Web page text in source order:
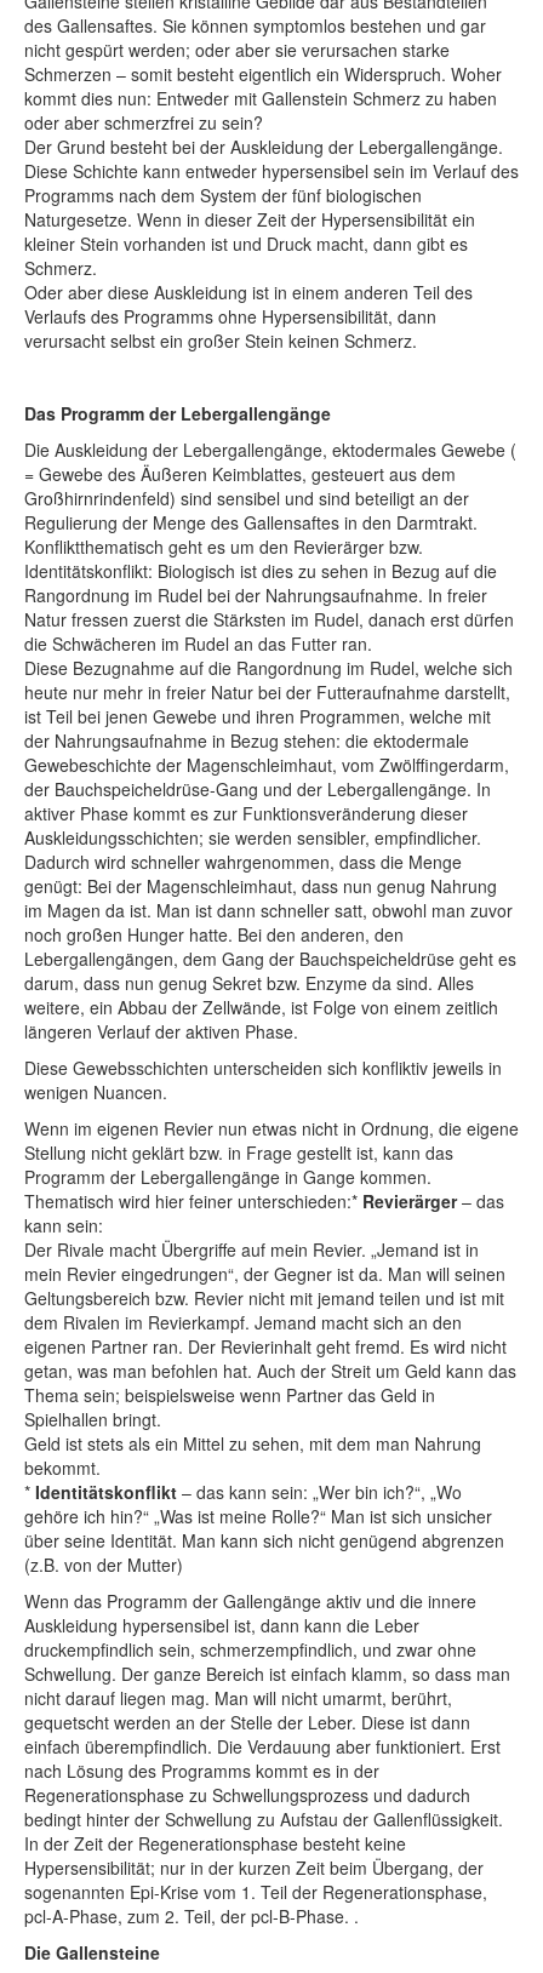
des Gallensaftes. Sie können symptomlos bestehen und gar
nicht gespürt werden; oder aber sie verursachen starke
Schmerzen – somit besteht eigentlich ein Widerspruch. Woher
kommt dies nun: Entweder mit Gallenstein Schmerz zu haben
oder aber schmerzfrei zu sein?
Der Grund besteht bei der Auskleidung der Lebergallengänge.
Diese Schichte kann entweder hypersensibel sein im Verlauf des
Programms nach dem System der fünf biologischen
Naturgesetze. Wenn in dieser Zeit der Hypersensibilität ein
kleiner Stein vorhanden ist und Druck macht, dann gibt es
Schmerz.
Oder aber diese Auskleidung ist in einem anderen Teil des
Verlaufs des Programms ohne Hypersensibilität, dann
verursacht selbst ein großer Stein keinen Schmerz.
Das Programm der Lebergallengänge
Die Auskleidung der Lebergallengänge, ektodermales Gewebe (
= Gewebe des Äußeren Keimblattes, gesteuert aus dem
Großhirnrindenfeld) sind sensibel und sind beteiligt an der
Regulierung der Menge des Gallensaftes in den Darmtrakt.
Konfliktthematisch geht es um den Revierärger bzw.
Identitätskonflikt: Biologisch ist dies zu sehen in Bezug auf die
Rangordnung im Rudel bei der Nahrungsaufnahme. In freier
Natur fressen zuerst die Stärksten im Rudel, danach erst dürfen
die Schwächeren im Rudel an das Futter ran.
Diese Bezugnahme auf die Rangordnung im Rudel, welche sich
heute nur mehr in freier Natur bei der Futteraufnahme darstellt,
ist Teil bei jenen Gewebe und ihren Programmen, welche mit
der Nahrungsaufnahme in Bezug stehen: die ektodermale
Gewebeschichte der Magenschleimhaut, vom Zwölffingerdarm,
der Bauchspeicheldrüse-Gang und der Lebergallengänge. In
aktiver Phase kommt es zur Funktionsveränderung dieser
Auskleidungsschichten; sie werden sensibler, empfindlicher.
Dadurch wird schneller wahrgenommen, dass die Menge
genügt: Bei der Magenschleimhaut, dass nun genug Nahrung
im Magen da ist. Man ist dann schneller satt, obwohl man zuvor
noch großen Hunger hatte. Bei den anderen, den
Lebergallengängen, dem Gang der Bauchspeicheldrüse geht es
darum, dass nun genug Sekret bzw. Enzyme da sind. Alles
weitere, ein Abbau der Zellwände, ist Folge von einem zeitlich
längeren Verlauf der aktiven Phase.
Diese Gewebsschichten unterscheiden sich konfliktiv jeweils in
wenigen Nuancen.
Wenn im eigenen Revier nun etwas nicht in Ordnung, die eigene
Stellung nicht geklärt bzw. in Frage gestellt ist, kann das
Programm der Lebergallengänge in Gange kommen.
Thematisch wird hier feiner unterschieden:* Revierärger– das
kann sein:
Der Rivale macht Übergriffe auf mein Revier. „Jemand ist in
mein Revier eingedrungen“, der Gegner ist da. Man will seinen
Geltungsbereich bzw. Revier nicht mit jemand teilen und ist mit
dem Rivalen im Revierkampf. Jemand macht sich an den
eigenen Partner ran. Der Revierinhalt geht fremd. Es wird nicht
getan, was man befohlen hat. Auch der Streit um Geld kann das
Thema sein; beispielsweise wenn Partner das Geld in
Spielhallen bringt.
Geld ist stets als ein Mittel zu sehen, mit dem man Nahrung
bekommt.
* Identitätskonflikt – das kann sein: „Wer bin ich?“, „Wo
gehöre ich hin?“ „Was ist meine Rolle?“ Man ist sich unsicher
über seine Identität. Man kann sich nicht genügend abgrenzen
(z.B. von der Mutter)
Wenn das Programm der Gallengänge aktiv und die innere
Auskleidung hypersensibel ist, dann kann die Leber
druckempfindlich sein, schmerzempfindlich, und zwar ohne
Schwellung. Der ganze Bereich ist einfach klamm, so dass man
nicht darauf liegen mag. Man will nicht umarmt, berührt,
gequetscht werden an der Stelle der Leber. Diese ist dann
einfach überempfindlich. Die Verdauung aber funktioniert. Erst
nach Lösung des Programms kommt es in der
Regenerationsphase zu Schwellungsprozess und dadurch
bedingt hinter der Schwellung zu Aufstau der Gallenflüssigkeit.
In der Zeit der Regenerationsphase besteht keine
Hypersensibilität; nur in der kurzen Zeit beim Übergang, der
sogenannten Epi-Krise vom 1. Teil der Regenerationsphase,
pcl-A-Phase, zum 2. Teil, der pcl-B-Phase. .
Die Gallensteine